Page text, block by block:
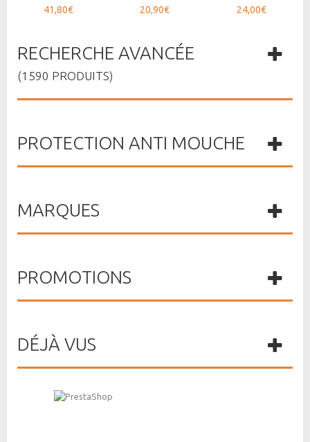
41,80€
20,90€
24,00€
RECHERCHE AVANCÉE
(1590 PRODUITS)
PROTECTION ANTI MOUCHE
MARQUES
PROMOTIONS
DÉJÀ VUS